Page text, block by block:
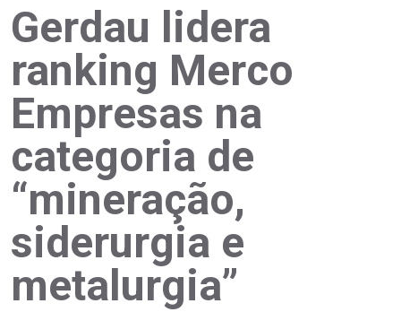
Gerdau lidera
ranking Merco
Empresas na
categoria de
“mineração,
siderurgia e
metalurgia”